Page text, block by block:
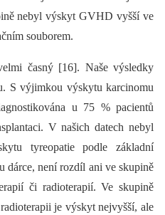
nebyl výskyt GVHD vyšší ve
souborem.
časný [16]. Naše výsledky
S výjimkou výskytu karcinomu
u 75 % pacientů
V našich datech nebyl
tyreopatie podle základní
dárce, není rozdíl ani ve skupině
či radioterapií. Ve skupině
je výskyt nejvyšší, ale